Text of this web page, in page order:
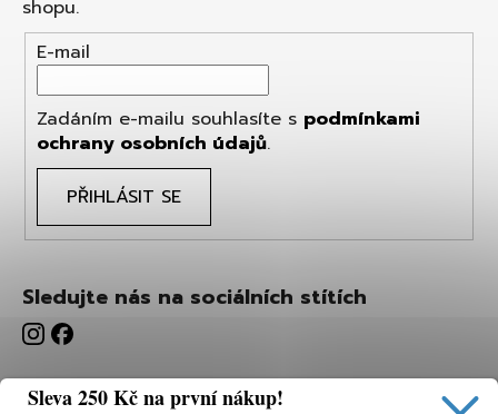
shopu.
E-mail
Zadáním e-mailu souhlasíte s podmínkami
ochrany osobních údajů.
PŘIHLÁSIT SE
Sledujte nás na sociálních stítích
Sleva 250 Kč na první nákup!